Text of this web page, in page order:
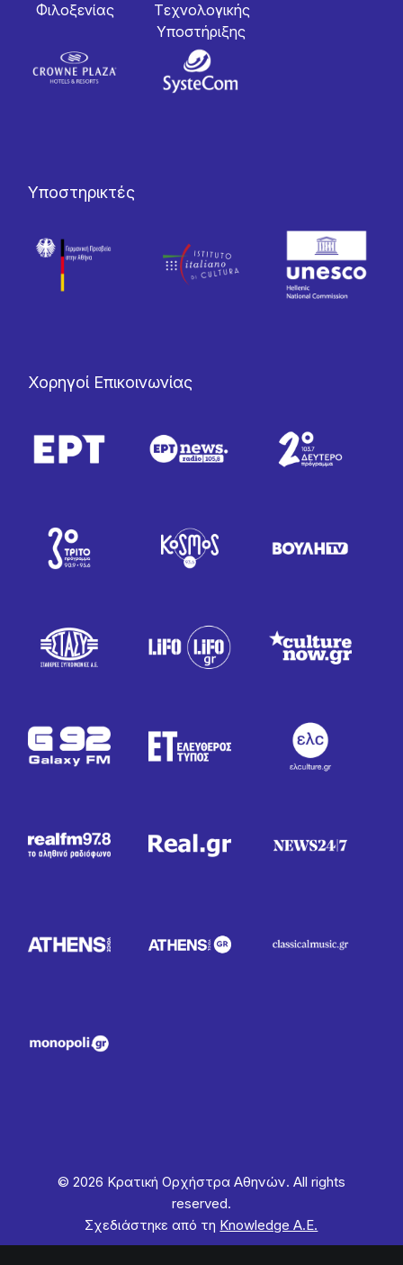
Φιλοξενίας
Tεχνολογικής
Yποστήριξης
Υποστηρικτές
Χορηγοί Επικοινωνίας
© 2026 Κρατική Ορχήστρα Αθηνών. All rights
reserved.
Σχεδιάστηκε από τη Knowledge Α.Ε.